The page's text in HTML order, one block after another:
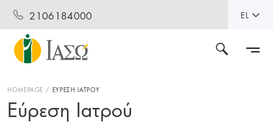
2106184000 EL
HOMEPAGE ΕΥΡΕΣΗ ΙΑΤΡΟΥ
Εύρεση Ιατρού